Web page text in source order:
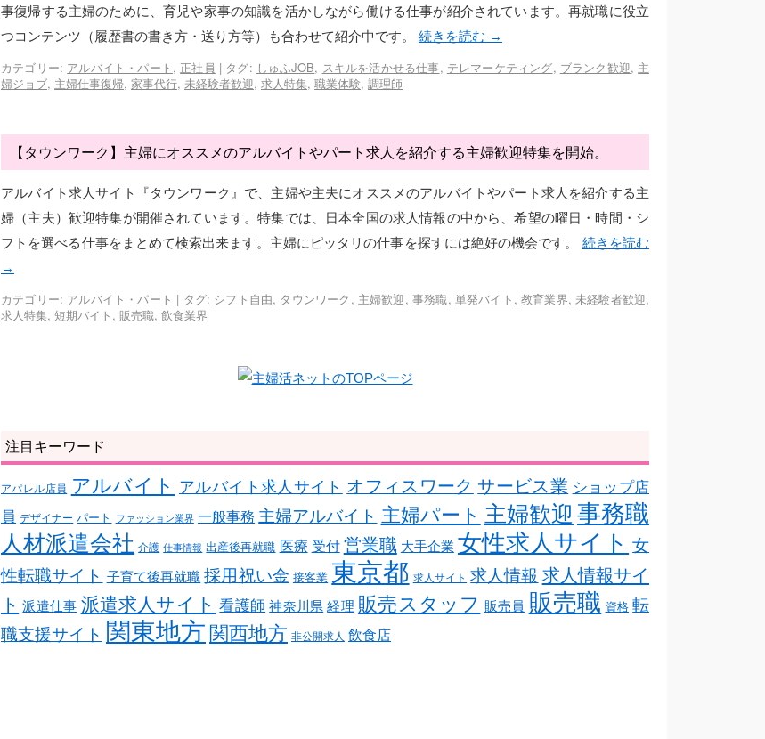
事復帰する主婦のために、育児や家事の知識を活かしながら働ける仕事が紹介されています。再就職に役立
つコンテンツ（履歴書の書き方・送り方等）も合わせて紹介中です。 続きを読む →
カテゴリー: アルバイト・パート , 正社員 | タグ: しゅふJOB, スキルを活かせる仕事, テレマーケティング, ブランク歓迎, 主
婦ジョブ, 主婦仕事復帰, 家事代行, 未経験者歓迎, 求人特集, 職業体験, 調理師
【タウンワーク】主婦にオススメのアルバイトやパート求人を紹介する主婦歓迎特集を開始。
アルバイト求人サイト『タウンワーク』で、主婦や主夫にオススメのアルバイトやパート求人を紹介する主
婦（主夫）歓迎特集が開催されています。特集では、日本全国の求人情報の中から、希望の曜日・時間・シ
フトを選べる仕事をまとめて検索出来ます。主婦にピッタリの仕事を探すには絶好の機会です。 続きを読む
→
カテゴリー: アルバイト・パート | タグ: シフト自由, タウンワーク , 主婦歓迎, 事務職, 単発バイト ,教育業界,未経験者歓迎,
求人特集, 短期バイト , 販売職, 飲食業界
注目キーワード
アパレル店員 アルバイト アルバイト求人サイト オフィスワーク サービス業 ショップ店
員 デザイナー パート ファッション業界 一般事務 主婦アルバイト 主婦パート 主婦歓迎 事務職
人材派遣会社 介護 仕事情報 出産後再就職 医療 受付 営業職 大手企業 女性求人サイト 女
性転職サイト 子育て後再就職 採用祝い金 接客業 東京都 求人サイト 求人情報 求人情報サイ
ト 派遣仕事 派遣求人サイト 看護師 神奈川県 経理 販売スタッフ 販売員 販売職 資格 転
職支援サイト 関東地方 関西地方 非公開求人 飲食店